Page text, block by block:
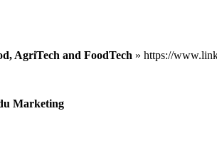
AgriTech and FoodTech » https://
Marketing